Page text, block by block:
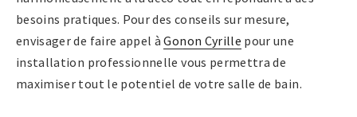
besoins pratiques. Pour des conseils sur mesure,
envisager de faire appel àGonon Cyrille pour une
installation professionnelle vous permettra de
maximiser tout le potentiel de votre salle de bain.